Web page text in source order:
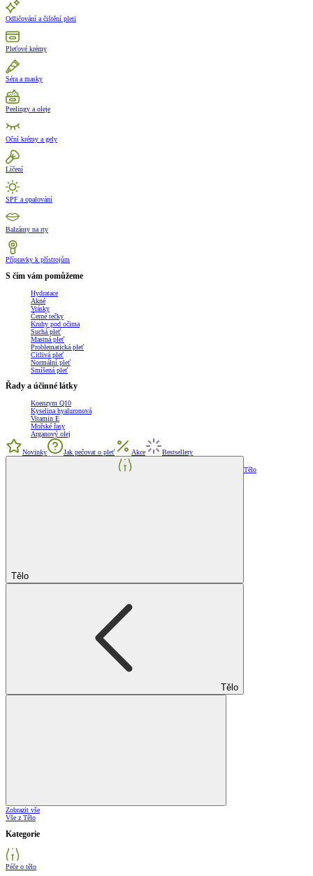
Odličování a čištění pleti
Pleťové krémy
Séra a masky
Peelingy a oleje
Oční krémy a gely
Líčení
SPF a opalování
Balzámy na rty
Přípravky k přístrojům
S čím vám pomůžeme
Hydratace
Akné
Vrásky
Černé tečky
Kruhy pod očima
Suchá pleť
Mastná pleť
Problematická pleť
Citlivá pleť
Normální pleť
Smíšená pleť
Řady a účinné látky
Koenzym Q10
Kyselina hyaluronová
Vitamin E
Mořské řasy
Arganový olej
Novinky Jak pečovat o pleť Akce Bestsellery
Tělo
Tělo
Tělo
Zobrazit vše
Vše z Tělo
Kategorie
Péče o tělo